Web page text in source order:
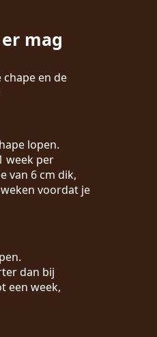
mag
en de
lopen.
week per
van 6 cm dik,
voordat je
dan bij
een week,